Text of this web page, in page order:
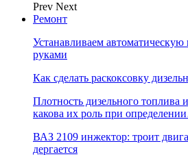
Prev Next
Ремонт
Устанавливаем автоматическую
руками
Как сделать раскоксовку
Плотность дизельного топлива
какова их роль при
ВАЗ 2109 инжектор: троит
дергается